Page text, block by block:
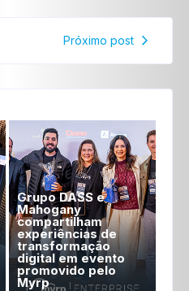
Próximo post
Grupo DASS e
Mahogany
compartilham
experiências de
transformação
digital em evento
promovido pelo
Myrp